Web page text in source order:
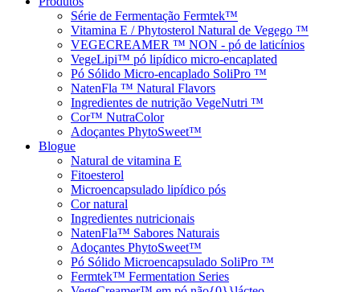
Série de Fermentação Fermtek™
Vitamina E / Phytosterol Natural de Vegego ™
VEGECREAMER ™ NON - pó de laticínios
VegeLipi™ pó lipídico micro-encaplated
Pó Sólido Micro-encaplado SoliPro ™
NatenFla ™ Natural Flavors
Ingredientes de nutrição VegeNutri ™
Cor™ NutraColor
Adoçantes PhytoSweet™
Blogue
Natural de vitamina E
Fitoesterol
Microencapsulado lipídico pós
Cor natural
Ingredientes nutricionais
NatenFla™ Sabores Naturais
Adoçantes PhytoSweet™
Pó Sólido Microencapsulado SoliPro ™
Fermtek™ Fermentation Series